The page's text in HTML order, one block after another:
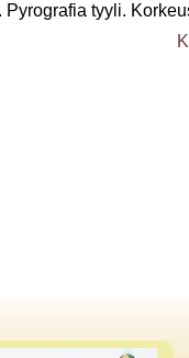
tyyli.